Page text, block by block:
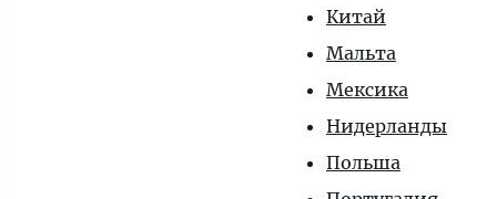
Китай
Мальта
Мексика
Нидерланды
Польша